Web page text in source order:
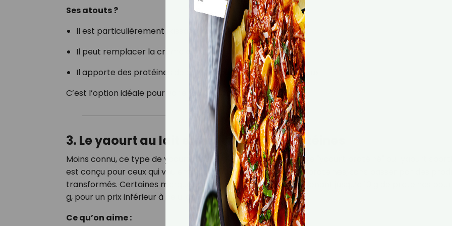
Ses atouts ?
Il est particulièrement rassasiant grâce à sa texture dense.
Il peut remplacer la crème dans vos recettes légères.
Il apporte des protéines de qualité, tout en restant savoureux.
C’est l’option idéale pour varier du Skyr tout en se régalant.
3. Le yaourt au lait entier enrichi en protéines
Moins connu, ce type de yaourt (souvent vendu sous le nom de "yaourt protéiné" ou "yaourt
est conçu pour ceux qui veulent augmenter leurs apports en protéines, sans passer par des
transformés. Certaines marques proposent des yaourts contenant jusqu’à 10 g de protéines pour
g, pour un prix inférieur à celui du Skyr.
Ce qu’on aime :